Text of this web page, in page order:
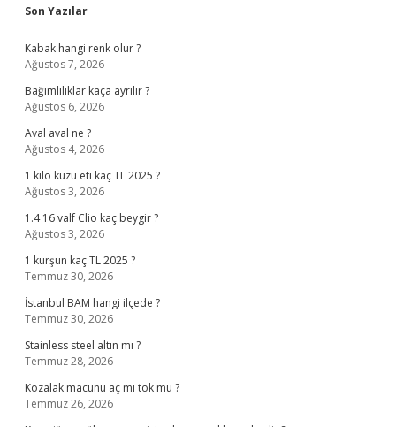
Sidebar
Son Yazılar
Kabak hangi renk olur ?
Ağustos 7, 2026
Bağımlılıklar kaça ayrılır ?
Ağustos 6, 2026
Aval aval ne ?
Ağustos 4, 2026
1 kilo kuzu eti kaç TL 2025 ?
Ağustos 3, 2026
1.4 16 valf Clio kaç beygir ?
Ağustos 3, 2026
1 kurşun kaç TL 2025 ?
Temmuz 30, 2026
İstanbul BAM hangi ilçede ?
Temmuz 30, 2026
Stainless steel altın mı ?
Temmuz 28, 2026
Kozalak macunu aç mı tok mu ?
Temmuz 26, 2026